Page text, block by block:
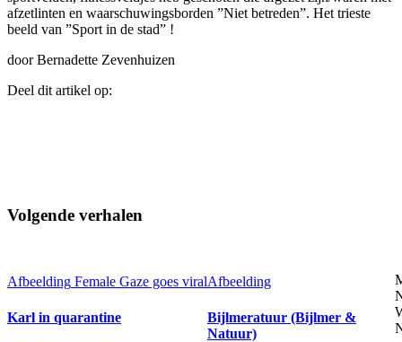
afzetlinten en waarschuwingsborden ”Niet betreden”. Het trieste
beeld van ”Sport in de stad” !
door Bernadette Zevenhuizen
Deel dit artikel op:
Volgende verhalen
Afbeelding Female Gaze goes viral
Karl in quarantine
Afbeelding
Bijlmeratuur (Bijlmer &
Natuur)